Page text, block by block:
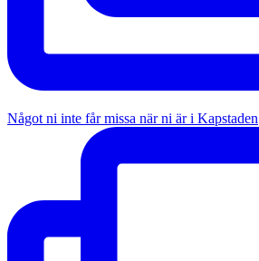
Något ni inte får missa när ni är i Kapstaden